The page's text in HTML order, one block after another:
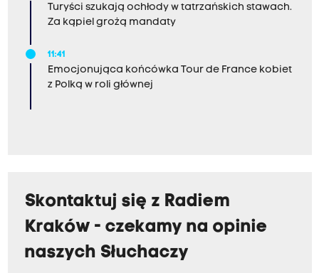
Turyści szukają ochłody w tatrzańskich stawach.
Za kąpiel grożą mandaty
11:41
Emocjonująca końcówka Tour de France kobiet
z Polką w roli głównej
Skontaktuj się z Radiem
Kraków - czekamy na opinie
naszych Słuchaczy